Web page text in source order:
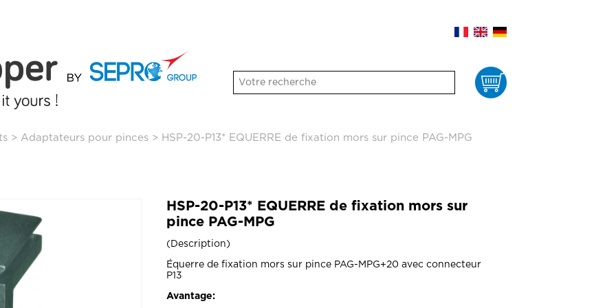
Panier
> Adaptateurs pour pinces > HSP-20-P13* EQUERRE de fixation mors sur pince PAG-MPG
HSP-20-P13* EQUERRE de fixation mors sur
pince PAG-MPG
Description
Équerre de fixation mors sur pince PAG-MPG+20 avec connecteur
P13
Avantage: